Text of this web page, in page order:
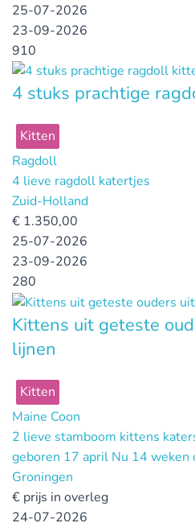
25-07-2026
23-09-2026
910
4 stuks prachtige
Kitten
Ragdoll
4 lieve ragdoll katertjes
Zuid-Holland
€ 1.350,00
25-07-2026
23-09-2026
280
Kittens uit geteste
lijnen
Kitten
Maine Coon
2 lieve stamboom kittens
geboren 17 april Nu 14
Groningen
€ prijs in overleg
24-07-2026